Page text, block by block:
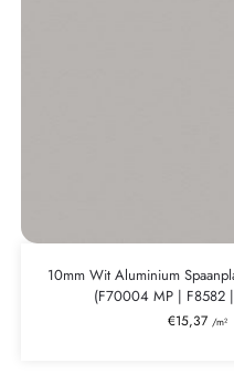
10mm Wit Aluminium
(F70004 MP | F8582
€15,37 /m²